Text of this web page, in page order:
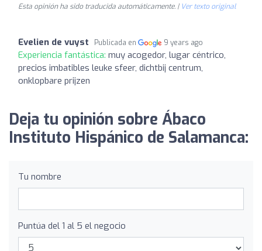
Esta opinión ha sido traducida automáticamente. | Ver texto original
Evelien de vuyst Publicada en 9 years ago
Experiencia fantástica: muy acogedor, lugar céntrico,
precios imbatibles leuke sfeer, dichtbij centrum,
onklopbare prijzen
Deja tu opinión sobre Ábaco
Instituto Hispánico de Salamanca:
Tu nombre
Puntúa del 1 al 5 el negocio